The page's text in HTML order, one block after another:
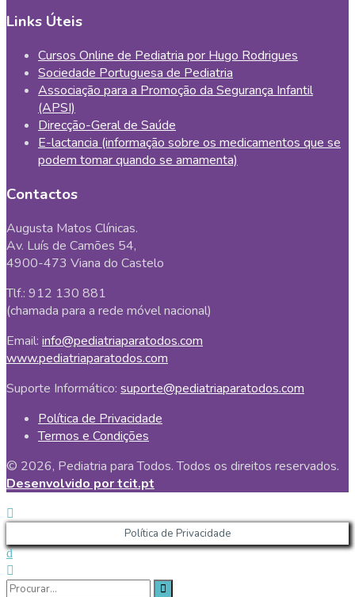
Links Úteis
Cursos Online de Pediatria por Hugo Rodrigues
Sociedade Portuguesa de Pediatria
Associação para a Promoção da Segurança Infantil
(APSI)
Direcção-Geral de Saúde
E-lactancia (informação sobre os medicamentos que se
podem tomar quando se amamenta)
Contactos
Augusta Matos Clínicas.
Av. Luís de Camões 54,
4900-473 Viana do Castelo
Tlf.: 912 130 881
(chamada para a rede móvel nacional)
Email: info@pediatriaparatodos.com
www.pediatriaparatodos.com
Suporte Informático: suporte@pediatriaparatodos.com
Política de Privacidade
Termos e Condições
© 2026, Pediatria para Todos. Todos os direitos reservados.
Desenvolvido por tcit.pt
Política de Privacidade